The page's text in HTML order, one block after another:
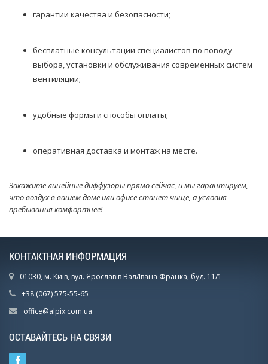
гарантии качества и безопасности;
бесплатные консультации специалистов по поводу
выбора, установки и обслуживания современных систем
вентиляции;
удобные формы и способы оплаты;
оперативная доставка и монтаж на месте.
Закажите линейные диффузоры прямо сейчас, и мы гарантируем,
что воздух в вашем доме или офисе станет чище, а условия
пребывания комфортнее!
КОНТАКТНАЯ ИНФОРМАЦИЯ
01030, м. Київ, вул. Ярославів Вал/Івана Франка, буд. 11/1
+38 (067) 575-55-65
office@alpix.com.ua
ОСТАВАЙТЕСЬ НА СВЯЗИ